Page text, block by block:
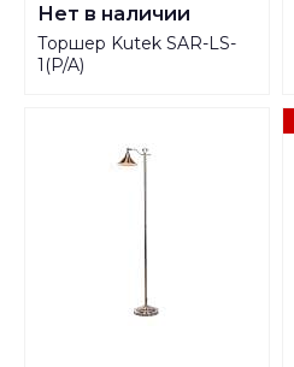
Нет в наличии
Торшер Kutek SAR-LS-
1(P/A)